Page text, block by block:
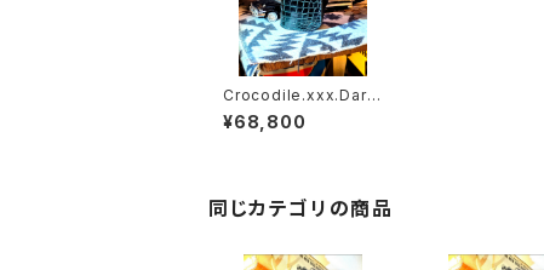
Crocodile.xxx.Dark.
Cyprus.Edition// JA
CK.RIDE.SSW
¥68,800
同じカテゴリの商品